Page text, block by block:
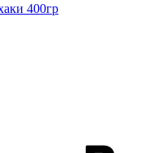
400гр